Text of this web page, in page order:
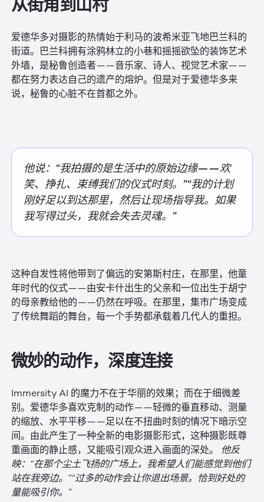
从街角到山村
爱德华多对摄影的热情始于利马的波希米亚飞地巴兰科的
街道。巴兰科拥有涂鸦林立的小巷和摇摇欲坠的装饰艺术
外墙，是秘鲁创造者——音乐家、诗人、视觉艺术家——
都在努力表达自己的遗产的熔炉。但是对于爱德华多来
说，秘鲁的心脏不在首都之外。
他说：“我拍摄的是生活中的原始边缘——欢
笑、挣扎、束缚我们的仪式时刻。”“我的计划
刚好足以到达那里，然后让现场指导我。如果
我写得过头，我就会失去灵魂。”
这种自发性将他带到了偏远的安第斯村庄，在那里，他童
年时代的仪式——由安卡什出生的父亲和一位出生于胡宁
的母亲教给他的——仍然在呼吸。在那里，集市广场变成
了传统舞蹈的舞台，每一个手势都承载着几代人的重担。
微妙的动作，深度连接
Immersity AI 的魔力不在于华丽的效果；而在于细微差
别。爱德华多喜欢克制的动作——轻微的垂直移动、测量
的缩放、水平平移——足以在不扭曲时刻的情况下暗示空
间。由此产生了一种全新的电影摄影形式，这种摄影既尊
重画面的静止感，又能吸引观众进入画面的深处。
他反
映：“在那个尘土飞扬的广场上，我希望人们能感觉到他们
站在我旁边。”“过多的动作会让你退出场景。恰到好处的
量能吸引你。”